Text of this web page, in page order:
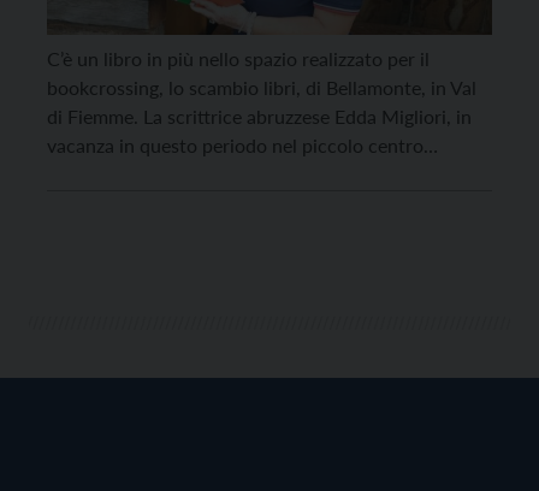
C’è un libro in più nello spazio realizzato per il
bookcrossing, lo scambio libri, di Bellamonte, in Val
di Fiemme. La scrittrice abruzzese Edda Migliori, in
vacanza in questo periodo nel piccolo centro